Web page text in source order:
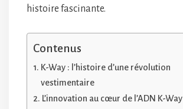
histoire fascinante.
Contenus
K-Way : l’histoire d’une révolution
vestimentaire
L’innovation au cœur de l’ADN K-Way